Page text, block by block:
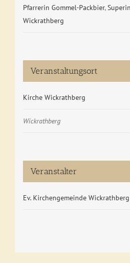
Pfarrerin Gommel-Packbier,
Wickrathberg
Veranstaltungsort
Kirche Wickrathberg
Wickrathberg
Veranstalter
Ev. Kirchengemeinde Wickrathberg